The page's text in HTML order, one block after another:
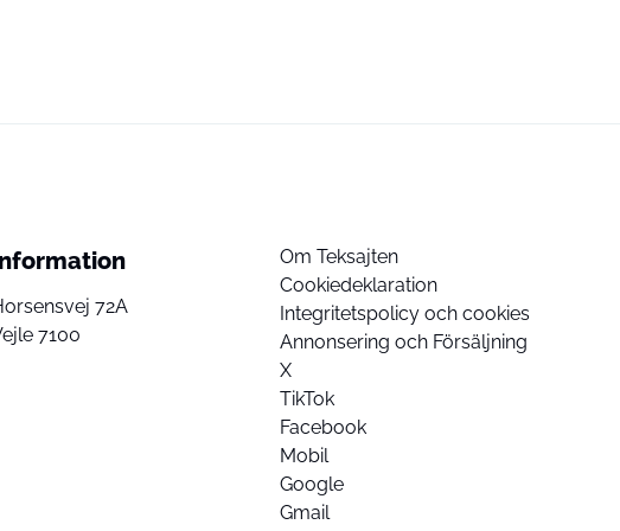
72A
7100
Om Teksajten
Cookiedeklaration
Integritetspolicy och cookies
Annonsering och Försäljning
X
TikTok
Facebook
Mobil
Google
Gmail